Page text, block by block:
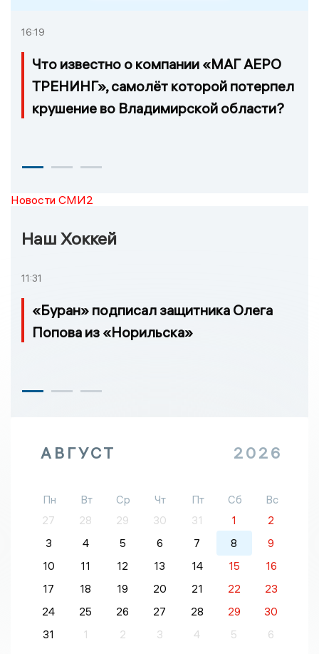
16:19
Что известно о компании «МАГ АЕРО
ТРЕНИНГ», самолёт которой потерпел
крушение во Владимирской области?
Новости СМИ2
Наш Хоккей
11:31
«Буран» подписал защитника Олега
Попова из «Норильска»
АВГУСТ 2026
Пн Вт Ср Чт Пт Сб
Вс
27
28 29 30 31 1
2
3
4 5 6 7 8
9
10
11 12 13 14 15
16
17
18 19 20 21 22
23
24
25 26 27 28 29
30
31
1 2 3 4 5 6